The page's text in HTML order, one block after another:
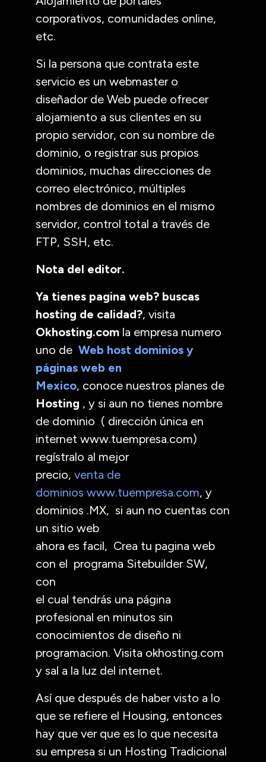
corporativos, comunidades online,
etc.
Si la persona que contrata este
servicio es un webmaster o
diseñador de Web puede ofrecer
alojamiento a sus clientes en su
propio servidor, con su nombre de
dominio, o registrar sus propios
dominios, muchas direcciones de
correo electrónico, múltiples
nombres de dominios en el mismo
servidor, control total a través de
FTP, SSH, etc.
Nota del editor.
Ya tienes pagina web? buscas
hosting de calidad?, visita
Okhosting.com la empresa numero
uno de Web host dominios y
páginas web en
Mexico, conoce nuestros planes de
Hosting , y si aun no tienes nombre
de dominio ( dirección única en
internet www.tuempresa.com)
regístralo al mejor
precio, venta de
dominios www.tuempresa.com, y
dominios .MX, si aun no cuentas con
un sitio web
ahora es facil, Crea tu pagina web
con el programa Sitebuilder SW,
con
el cual tendrás una página
profesional en minutos sin
conocimientos de diseño ni
programacion. Visita okhosting.com
y sal a la luz del internet.
Así que después de haber visto a lo
que se refiere el Housing, entonces
hay que ver que es lo que necesita
su empresa si un Hosting Tradicional